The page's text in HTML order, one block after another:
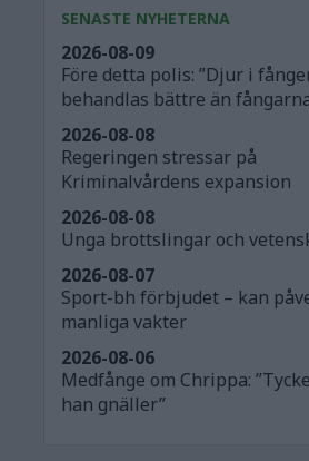
SENASTE NYHETERNA
Före detta polis: ”Djur i
behandlas bättre än
2026-08-09
Regeringen stressar på
Kriminalvårdens expansion
2026-08-08
Unga brottslingar och
2026-08-08
Sport-bh förbjudet – kan
manliga vakter
2026-08-07
Medfånge om Chrippa:
han gnäller”
2026-08-06